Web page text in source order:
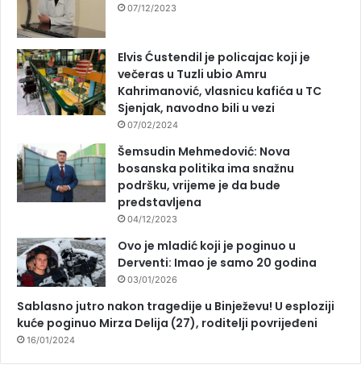
07/12/2023
Elvis Ćustendil je policajac koji je
večeras u Tuzli ubio Amru
Kahrimanović, vlasnicu kafića u TC
Sjenjak, navodno bili u vezi
07/02/2024
Šemsudin Mehmedović: Nova
bosanska politika ima snažnu
podršku, vrijeme je da bude
predstavljena
04/12/2023
Ovo je mladić koji je poginuo u
Derventi: Imao je samo 20 godina
03/01/2026
Sablasno jutro nakon tragedije u Binježevu! U esploziji
kuće poginuo Mirza Delija (27), roditelji povrijeđeni
16/01/2024